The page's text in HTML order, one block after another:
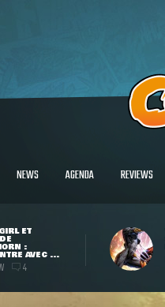
NEWS AGENDA REVIEWS
ET
:
AVEC ...
4